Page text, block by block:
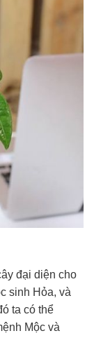
đại diện cho
sinh Hỏa, và
ta có thể
Mộc và